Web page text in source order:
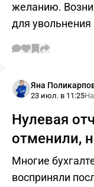
желанию.
для
Яна
23 июл. в 11:25
Нулевая
отменили,
Многие
восприняли